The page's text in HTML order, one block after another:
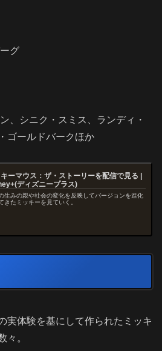
グ
、シニク・スミス、ランディ・
ゴールドバークほか
キーマウス：ザ・ストーリーを配信で見る |
ディズニープラス)
生みの親や社会の変化を反映してバージョンを進化
きたミッキーを見ていく。
実体験を基にして作られたミッキ
々。